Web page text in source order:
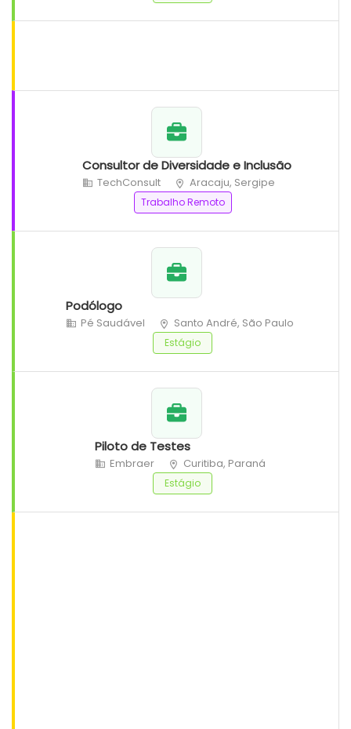
Consultor de Diversidade e Inclusão
TechConsult Aracaju, Sergipe
Trabalho Remoto
Podólogo
Pé Saudável Santo André, São Paulo
Estágio
Piloto de Testes
Embraer Curitiba, Paraná
Estágio